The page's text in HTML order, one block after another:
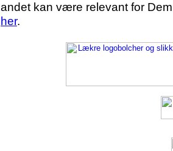
andet kan være relevant for
her.